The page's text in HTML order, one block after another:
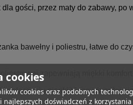
gości, przez maty do zabawy, po
bawełny i poliestru, łatwe do
zapewniają miękki
połączeniu pianki Visco i twardej
cookies
cookies oraz podobnych
najlepszych doświadczeń z